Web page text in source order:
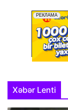
Xəbər Lenti